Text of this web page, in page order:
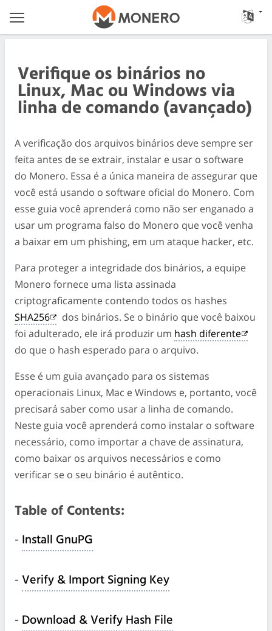
Verifique os binários no
Linux, Mac ou Windows via
linha de comando (avançado)
A verificação dos arquivos binários deve sempre ser
feita antes de se extrair, instalar e usar o software
do Monero. Essa é a única maneira de assegurar que
você está usando o software oficial do Monero. Com
esse guia você aprenderá como não ser enganado a
usar um programa falso do Monero que você venha
a baixar em um phishing, em um ataque hacker, etc.
Para proteger a integridade dos binários, a equipe
Monero fornece uma lista assinada
criptograficamente contendo todos os hashes
SHA256
dos binários. Se o binário que você baixou
foi adulterado, ele irá produzir um hash diferente
do que o hash esperado para o arquivo.
Esse é um guia avançado para os sistemas
operacionais Linux, Mac e Windows e, portanto, você
precisará saber como usar a linha de comando.
Neste guia você aprenderá como instalar o software
necessário, como importar a chave de assinatura,
como baixar os arquivos necessários e como
verificar se o seu binário é autêntico.
Table of Contents:
- Install GnuPG
-Verify & Import Signing Key
- Download & Verify Hash File